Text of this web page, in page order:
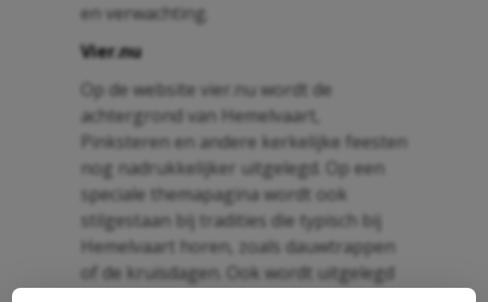
en verwachting.
Vier.nu
Op de website vier.nu wordt de
achtergrond van Hemelvaart,
Pinksteren en andere kerkelijke feesten
nog nadrukkelijker uitgelegd. Op een
speciale themapagina wordt ook
stilgestaan bij tradities die typisch bij
Hemelvaart horen, zoals dauwtrappen
of de kruisdagen. Ook wordt uitgelegd